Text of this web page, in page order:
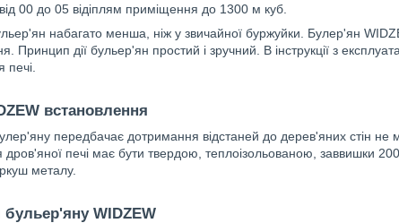
00 до 05 відіплям приміщення до 1300 м куб.
набагато менша, ніж у звичайної буржуйки. Булер'ян
Принцип дії бульер'ян простий і зручний. В інструкції з
встановлення
передбачає дотримання відстаней до дерев'яних стін
дров'яної печі має бути твердою, теплоізольованою, заввишки
металу.
WIDZEW